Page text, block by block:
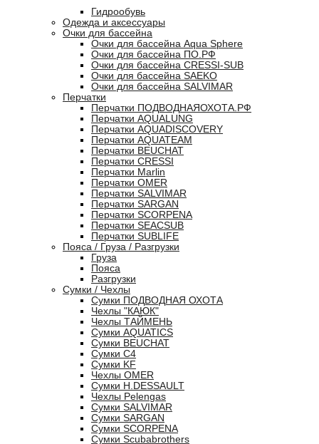
Гидрообувь
Одежда и аксессуары
Очки для бассейна
Очки для бассейна Aqua Sphere
Очки для бассейна ПО.РФ
Очки для бассейна CRESSI-SUB
Очки для бассейна SAEKO
Очки для бассейна SALVIMAR
Перчатки
Перчатки ПОДВОДНАЯОХОТА.РФ
Перчатки AQUALUNG
Перчатки AQUADISCOVERY
Перчатки AQUATEAM
Перчатки BEUCHAT
Перчатки CRESSI
Перчатки Marlin
Перчатки OMER
Перчатки SALVIMAR
Перчатки SARGAN
Перчатки SCORPENA
Перчатки SEACSUB
Перчатки SUBLIFE
Пояса / Груза / Разгрузки
Груза
Пояса
Разгрузки
Сумки / Чехлы
Сумки ПОДВОДНАЯ ОХОТА
Чехлы "КАЮК"
Чехлы ТАЙМЕНЬ
Сумки AQUATICS
Сумки BEUCHAT
Сумки С4
Сумки KF
Чехлы OMER
Сумки H.DESSAULT
Чехлы Pelengas
Сумки SALVIMAR
Сумки SARGAN
Сумки SCORPENA
Сумки Scubabrothers